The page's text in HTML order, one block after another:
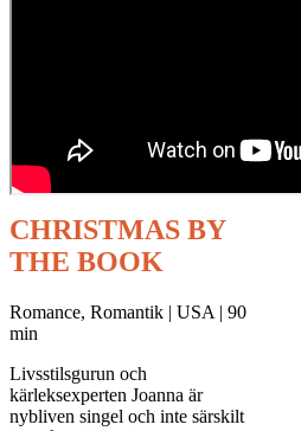
CHRISTMAS BY
THE BOOK
Romance, Romantik | USA | 90
min
Livsstilsgurun och
kärleksexperten Joanna är
nybliven singel och inte särskilt